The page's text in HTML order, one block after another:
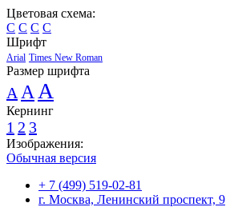
Цветовая схема:
C C C C
Шрифт
Arial Times New Roman
Размер шрифта
A A A
Кернинг
1 2 3
Изображения:
Обычная версия
+ 7 (499) 519-02-81
г. Москва, Ленинский проспект, 9